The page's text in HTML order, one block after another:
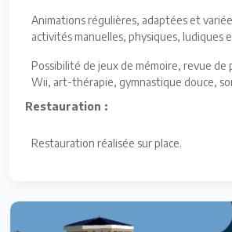
Animations régulières, adaptées et
activités manuelles, physiques, ludiques
Possibilité de jeux de mémoire, revue de
Wii, art-thérapie, gymnastique douce,
Restauration :
Restauration réalisée sur place.